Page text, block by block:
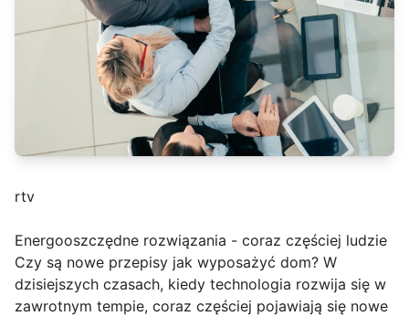
rtv
Energooszczędne rozwiązania - coraz częściej ludzie
Czy są nowe przepisy jak wyposażyć dom? W
dzisiejszych czasach, kiedy technologia rozwija się w
zawrotnym tempie, coraz częściej pojawiają się nowe